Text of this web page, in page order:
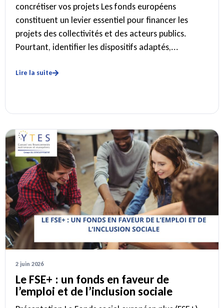
concrétiser vos projets Les fonds européens
constituent un levier essentiel pour financer les
projets des collectivités et des acteurs publics.
Pourtant, identifier les dispositifs adaptés,...
Lire la suite
2 juin 2026
Le FSE+ : un fonds en faveur de
l’emploi et de l’inclusion sociale